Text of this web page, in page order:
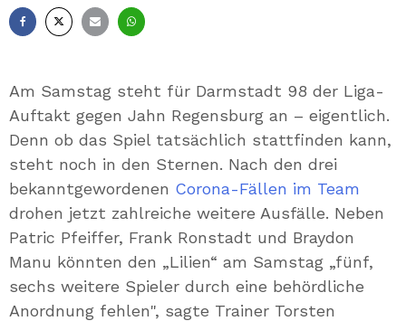
Am Samstag steht für Darmstadt 98 der Liga-
Auftakt gegen Jahn Regensburg an – eigentlich.
Denn ob das Spiel tatsächlich stattfinden kann,
steht noch in den Sternen. Nach den drei
bekanntgewordenen Corona-Fällen im Team
drohen jetzt zahlreiche weitere Ausfälle. Neben
Patric Pfeiffer, Frank Ronstadt und Braydon
Manu könnten den „Lilien“ am Samstag „fünf,
sechs weitere Spieler durch eine behördliche
Anordnung fehlen", sagte Trainer Torsten